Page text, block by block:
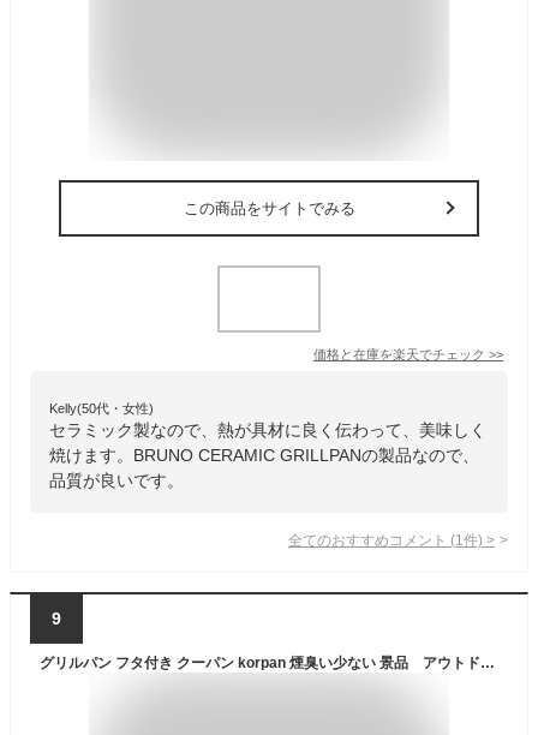
この商品をサイトでみる
価格と在庫を楽天でチェック >>
Kelly(50代・女性)
セラミック製なので、熱が具材に良く伝わって、美味しく
焼けます。BRUNO CERAMIC GRILLPANの製品なので、
品質が良いです。
全てのおすすめコメント (1 件) >
9
グリルパン フタ付き クーパン korpan 煙臭い少ない 景品 アウトドア キャンプにも 魚焼きグリル 新スタイルフライパン